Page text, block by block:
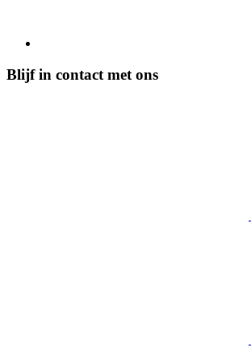
Blijf in contact met ons